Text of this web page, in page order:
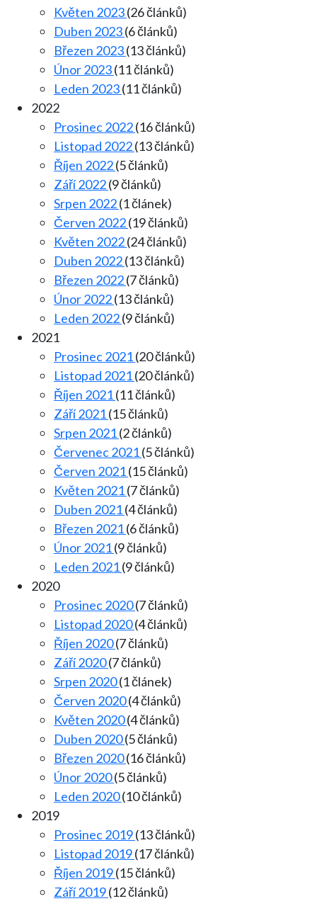
Květen 2023(26 článků)
Duben 2023(6 článků)
Březen 2023(13 článků)
Únor 2023(11 článků)
Leden 2023(11 článků)
2022
Prosinec 2022(16 článků)
Listopad 2022(13 článků)
Říjen 2022(5 článků)
Září 2022(9 článků)
Srpen 2022(1 článek)
Červen 2022(19 článků)
Květen 2022(24 článků)
Duben 2022(13 článků)
Březen 2022(7 článků)
Únor 2022(13 článků)
Leden 2022(9 článků)
2021
Prosinec 2021(20 článků)
Listopad 2021(20 článků)
Říjen 2021(11 článků)
Září 2021(15 článků)
Srpen 2021(2 článků)
Červenec 2021(5 článků)
Červen 2021(15 článků)
Květen 2021(7 článků)
Duben 2021(4 článků)
Březen 2021(6 článků)
Únor 2021(9 článků)
Leden 2021(9 článků)
2020
Prosinec 2020(7 článků)
Listopad 2020(4 článků)
Říjen 2020(7 článků)
Září 2020(7 článků)
Srpen 2020(1 článek)
Červen 2020(4 článků)
Květen 2020(4 článků)
Duben 2020(5 článků)
Březen 2020(16 článků)
Únor 2020(5 článků)
Leden 2020(10 článků)
2019
Prosinec 2019(13 článků)
Listopad 2019(17 článků)
Říjen 2019(15 článků)
Září 2019(12 článků)